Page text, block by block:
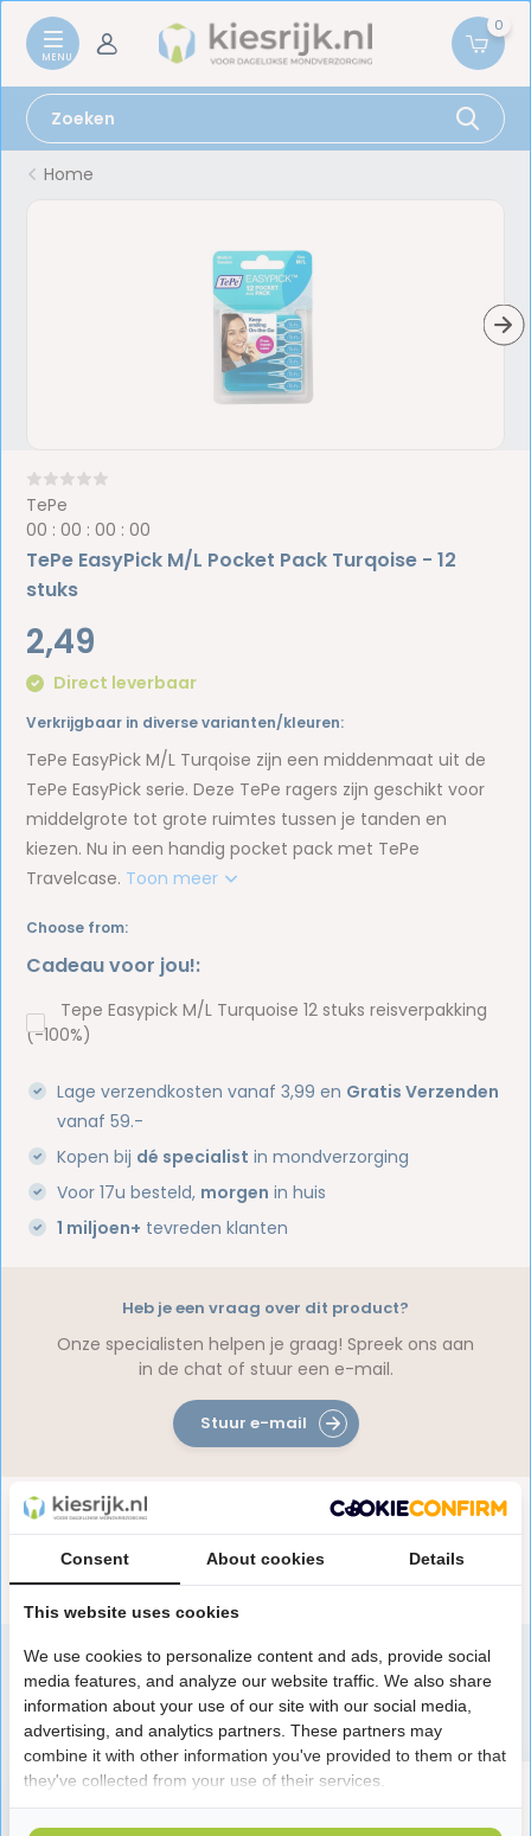
0
Home
TePe
00 :00 :00 :00
TePe EasyPick M/L Pocket Pack Turqoise - 12
stuks
2,49
Direct leverbaar
Verkrijgbaar in diverse varianten/kleuren:
TePe EasyPick M/L Turqoise zijn een middenmaat uit de
TePe EasyPick serie. Deze TePe ragers zijn geschikt voor
middelgrote tot grote ruimtes tussen je tanden en
kiezen. Nu in een handig pocket pack met TePe
Travelcase. Toon meer
Choose from:
Cadeau voor jou!:
Tepe Easypick M/L Turquoise 12 stuks reisverpakking
(-100%)
Lage verzendkosten vanaf 3,99 en Gratis Verzenden
vanaf 59.-
Kopen bij dé specialist in mondverzorging
Voor 17u besteld, morgen in huis
1 miljoen+ tevreden klanten
Productomschrijving
Reviews
Heb je een vraag over dit product?
Onze specialisten helpen je graag! Spreek ons aan
in de chat of stuur een e-mail.
Stuur e-mail
Speciaal aanbevolen voor jou
Consent About cookies Details
This website uses cookies
We use cookies to personalize content and ads, provide social
media features, and analyze our website traffic. We also share
information about your use of our site with our social media,
advertising, and analytics partners. These partners may
combine it with other information you've provided to them or that
they've collected from your use of their services.